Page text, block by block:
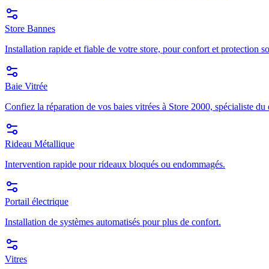
Store Bannes
Installation rapide et fiable de votre store, pour confort et protection
Baie Vitrée
Confiez la réparation de vos baies vitrées à Store 2000, spécialiste
Rideau Métallique
Intervention rapide pour rideaux bloqués ou endommagés.
Portail électrique
Installation de systèmes automatisés pour plus de confort.
Vitres